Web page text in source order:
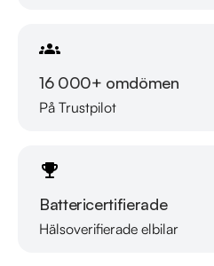
16 000+ omdömen
På Trustpilot
Battericertifierade
Hälsoverifierade elbilar
Läs mer om oss
från Folksam.
Se hur vi genomför våra tester här:
Välkomna!